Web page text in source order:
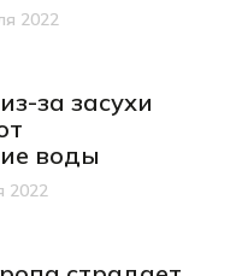
2022
за засухи
воды
2022